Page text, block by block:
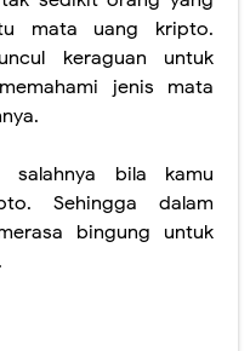
mata uang kripto.
keraguan untuk
jenis mata
bila kamu
Sehingga dalam
bingung untuk